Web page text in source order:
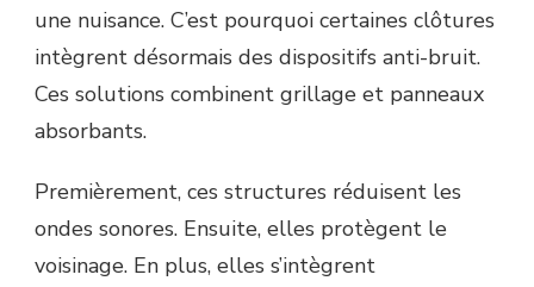
une nuisance. C’est pourquoi certaines clôtures
intègrent désormais des dispositifs anti-bruit.
Ces solutions combinent grillage et panneaux
absorbants.
Premièrement, ces structures réduisent les
ondes sonores. Ensuite, elles protègent le
voisinage. En plus, elles s’intègrent